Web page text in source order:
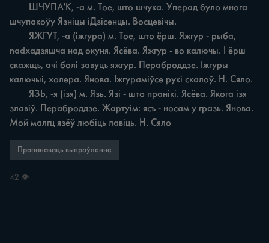
шчупакоўу Язніцы іДзісенцы. Восцевічы.
nadхадзяшча над окуня. Ясёва. Яжгур - во калючы. I ёрш
скажщъ, ачі болі завуцъ яжгур. Пераброддзе. Іжгуры
калючыі, холера. Янова. Іжгураміўсе рукі скалоў. Н. Сяло.
злавіў. Пераброддзе. Жартуім: ясъ - носам у гразь. Янова.
Мой малгц язёў любіць лавіць. Н. Сяло
Прапанаваць выпраўленне
42 👁